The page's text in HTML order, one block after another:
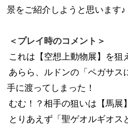
景をご紹介しようと思います♪
＜プレイ時のコメント＞
これは【空想上動物展】を狙
あらら、ルドンの「ペガサス
手に渡ってしまった！
むむ！？相手の狙いは【馬展
とりあえず「聖ゲオルギオス